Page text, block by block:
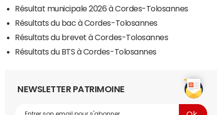
Résultat municipale 2026 à Cordes-Tolosannes
Résultats du bac à Cordes-Tolosannes
Résultats du brevet à Cordes-Tolosannes
Résultats du BTS à Cordes-Tolosannes
NEWSLETTER PATRIMOINE